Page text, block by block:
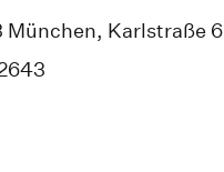
München, Karlstraße 6